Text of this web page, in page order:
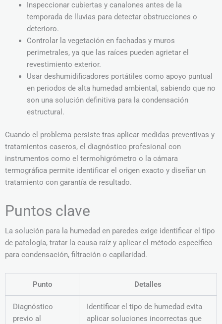
Inspeccionar cubiertas y canalones antes de la
temporada de lluvias para detectar obstrucciones o
deterioro.
Controlar la vegetación en fachadas y muros
perimetrales, ya que las raíces pueden agrietar el
revestimiento exterior.
Usar deshumidificadores portátiles como apoyo puntual
en periodos de alta humedad ambiental, sabiendo que no
son una solución definitiva para la condensación
estructural.
Cuando el problema persiste tras aplicar medidas preventivas y
tratamientos caseros, el diagnóstico profesional con
instrumentos como el termohigrómetro o la cámara
termográfica permite identificar el origen exacto y diseñar un
tratamiento con garantía de resultado.
Puntos clave
La solución para la humedad en paredes exige identificar el tipo
de patología, tratar la causa raíz y aplicar el método específico
para condensación, filtración o capilaridad.
Punto Detalles
Diagnóstico
previo al
Identificar el tipo de humedad evita
aplicar soluciones incorrectas que